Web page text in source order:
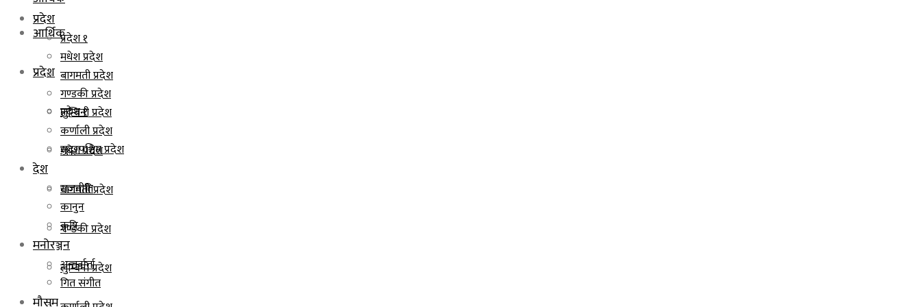
आर्थिक
प्रदेश
प्रदेश १
मधेश प्रदेश
बागमती प्रदेश
गण्डकी प्रदेश
लुम्बिनी प्रदेश
प्रदेश
प्रदेश १
मधेश प्रदेश
बागमती प्रदेश
गण्डकी प्रदेश
लुम्बिनी प्रदेश
कर्णाली प्रदेश
सुदूरपश्चिम प्रदेश
देश
राजनीति
कानुन
कृषि
मनोरञ्जन
अन्तर्वार्ता
गित संगीत
मौसम